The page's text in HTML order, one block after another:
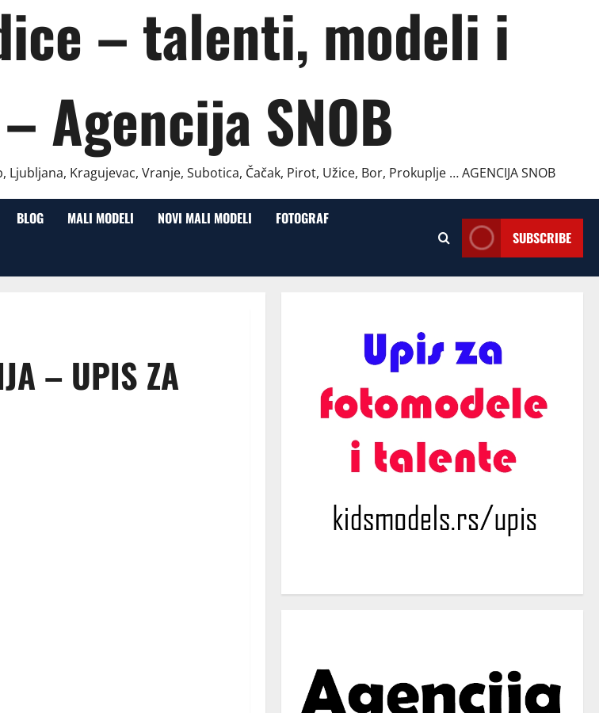
– talenti, modeli i
Agencija SNOB
Kragujevac, Vranje, Subotica, Čačak, Pirot, Užice, Bor, Prokuplje … AGENCIJA SNOB
BLOG MALI MODELI NOVI MALI MODELI FOTOGRAF
SUBSCRIBE
– UPIS ZA